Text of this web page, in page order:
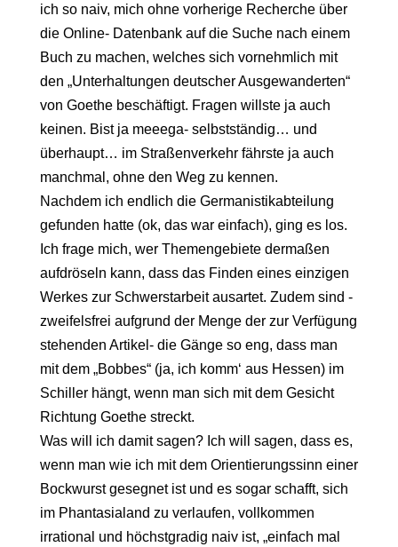
ich so naiv, mich ohne vorherige Recherche über
die Online- Datenbank auf die Suche nach einem
Buch zu machen, welches sich vornehmlich mit
den „Unterhaltungen deutscher Ausgewanderten“
von Goethe beschäftigt. Fragen willste ja auch
keinen. Bist ja meeega- selbstständig… und
überhaupt… im Straßenverkehr fährste ja auch
manchmal, ohne den Weg zu kennen.
Nachdem ich endlich die Germanistikabteilung
gefunden hatte (ok, das war einfach), ging es los.
Ich frage mich, wer Themengebiete dermaßen
aufdröseln kann, dass das Finden eines einzigen
Werkes zur Schwerstarbeit ausartet. Zudem sind -
zweifelsfrei aufgrund der Menge der zur Verfügung
stehenden Artikel- die Gänge so eng, dass man
mit dem „Bobbes“ (ja, ich komm‘ aus Hessen) im
Schiller hängt, wenn man sich mit dem Gesicht
Richtung Goethe streckt.
Was will ich damit sagen? Ich will sagen, dass es,
wenn man wie ich mit dem Orientierungssinn einer
Bockwurst gesegnet ist und es sogar schafft, sich
im Phantasialand zu verlaufen, vollkommen
irrational und höchstgradig naiv ist, „einfach mal